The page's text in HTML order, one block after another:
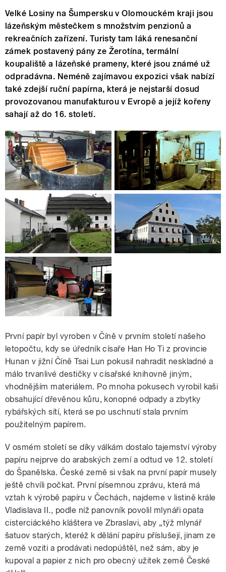
Velké Losiny na Šumpersku v Olomouckém kraji jsou
lázeňským městečkem s množstvím penzionů a
rekreačních zařízení. Turisty tam láká renesanční
zámek postavený pány ze Žerotína, termální
koupaliště a lázeňské prameny, které jsou známé už
odpradávna. Neméně zajímavou expozici však nabízí
také zdejší ruční papírna, která je nejstarší dosud
provozovanou manufakturou v Evropě a jejíž kořeny
sahají až do 16. století.
První papír byl vyroben v Číně v prvním století našeho
letopočtu, kdy se úředník císaře Han Ho Ti z provincie
Hunan v jižní Číně Tsai Lun pokusil nahradit neskladné a
málo trvanlivé destičky v císařské knihovně jiným,
vhodnějším materiálem. Po mnoha pokusech vyrobil kaši
obsahující dřevěnou kůru, konopné odpady a zbytky
rybářských sítí, která se po uschnutí stala prvním
použitelným papírem.
V osmém století se díky válkám dostalo tajemství výroby
papíru nejprve do arabských zemí a odtud ve 12. století
do Španělska. České země si však na první papír musely
ještě chvíli počkat. První písemnou zprávu, která má
vztah k výrobě papíru v Čechách, najdeme v listině krále
Vladislava II., podle níž panovník povolil mlynáři opata
cisterciáckého kláštera ve Zbraslavi, aby „týž mlynář
šatuov starých, kteréž k dělání papíru příslušejí, jinam ze
země voziti a prodávati nedopúštěl, než sám, aby je
kupoval a papier z nich pro obecný užitek země České